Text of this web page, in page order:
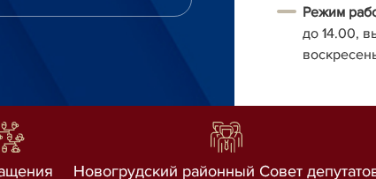
Режим
до 14.00,
Новогрудский районный Совет